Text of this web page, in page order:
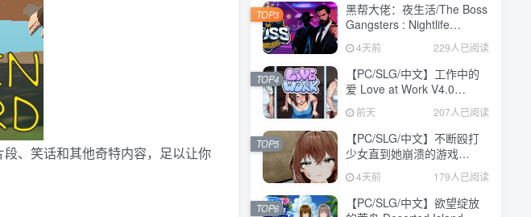
、笑话和其他奇特内容，足以让你
黑帮大佬：夜生活/The Boss
Gangsters : Nightlife
Build.21376939|模拟经营|容
量8.4GB|免安装绿色中文版
4天前 229人已阅读
TOP3
【PC/SLG/中文】工作中的
爱 Love at Work V4.0
STEAM官方中文版
【3.1GB】
前天 207人已阅读
TOP4
【PC/SLG/中文】不断殴打
少女直到她崩溃的游戏
V1.0.0 汉化版【473MB】
4天前 179人已阅读
TOP5
【PC/SLG/中文】欲望绽放
TOP6